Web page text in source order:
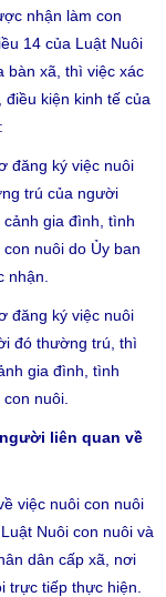
nhận làm con
14 của Luật Nuôi
bàn xã, thì việc xác
kiện kinh tế của
đăng ký việc nuôi
trú của người
gia đình, tình
nuôi do Ủy ban
nhận.
đăng ký việc nuôi
đó thường trú, thì
gia đình, tình
nuôi.
liên quan về
việc nuôi con nuôi
Nuôi con nuôi và
dân cấp xã, nơi
tiếp thực hiện.